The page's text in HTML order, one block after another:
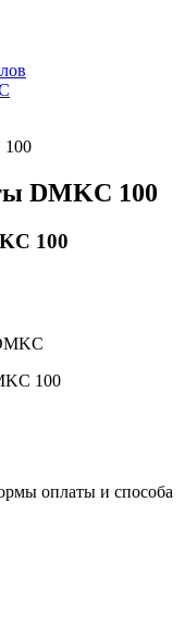
100
DMKC 100
100
100
оплаты и способа